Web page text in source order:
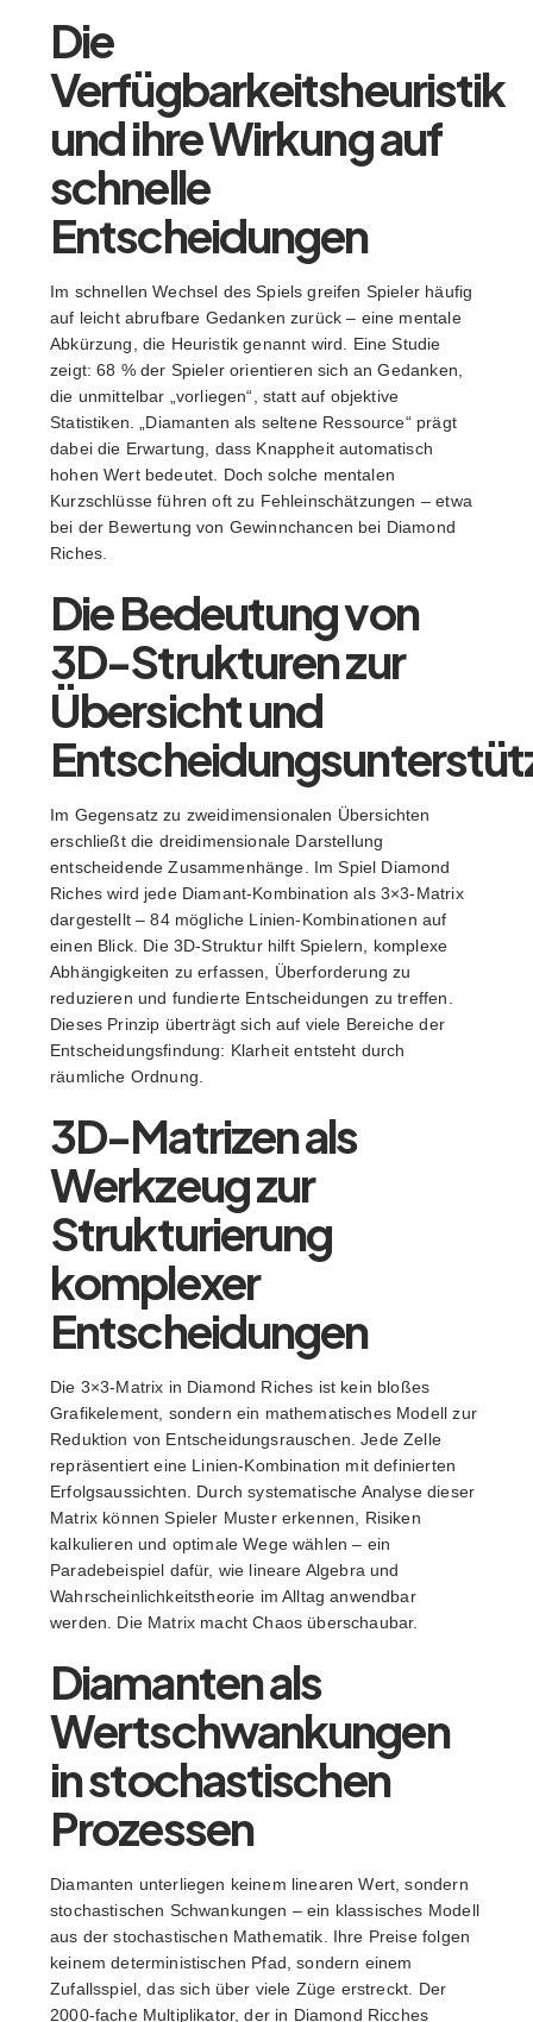
Die
Verfügbarkeitsheuristik
und ihre Wirkung auf
schnelle
Entscheidungen
Im schnellen Wechsel des Spiels greifen Spieler häufig
auf leicht abrufbare Gedanken zurück – eine mentale
Abkürzung, die Heuristik genannt wird. Eine Studie
zeigt: 68 % der Spieler orientieren sich an Gedanken,
die unmittelbar „vorliegen“, statt auf objektive
Statistiken. „Diamanten als seltene Ressource“ prägt
dabei die Erwartung, dass Knappheit automatisch
hohen Wert bedeutet. Doch solche mentalen
Kurzschlüsse führen oft zu Fehleinschätzungen – etwa
bei der Bewertung von Gewinnchancen bei Diamond
Riches.
Die Bedeutung von
3D-Strukturen zur
Übersicht und
Im Gegensatz zu zweidimensionalen Übersichten
erschließt die dreidimensionale Darstellung
entscheidende Zusammenhänge. Im Spiel Diamond
Riches wird jede Diamant-Kombination als 3×3-Matrix
dargestellt – 84 mögliche Linien-Kombinationen auf
einen Blick. Die 3D-Struktur hilft Spielern, komplexe
Abhängigkeiten zu erfassen, Überforderung zu
reduzieren und fundierte Entscheidungen zu treffen.
Dieses Prinzip überträgt sich auf viele Bereiche der
Entscheidungsfindung: Klarheit entsteht durch
räumliche Ordnung.
3D-Matrizen als
Werkzeug zur
Strukturierung
komplexer
Entscheidungen
Die 3×3-Matrix in Diamond Riches ist kein bloßes
Grafikelement, sondern ein mathematisches Modell zur
Reduktion von Entscheidungsrauschen. Jede Zelle
repräsentiert eine Linien-Kombination mit definierten
Erfolgsaussichten. Durch systematische Analyse dieser
Matrix können Spieler Muster erkennen, Risiken
kalkulieren und optimale Wege wählen – ein
Paradebeispiel dafür, wie lineare Algebra und
Wahrscheinlichkeitstheorie im Alltag anwendbar
werden. Die Matrix macht Chaos überschaubar.
Diamanten als
Wertschwankungen
in stochastischen
Prozessen
Diamanten unterliegen keinem linearen Wert, sondern
stochastischen Schwankungen – ein klassisches Modell
aus der stochastischen Mathematik. Ihre Preise folgen
keinem deterministischen Pfad, sondern einem
Zufallsspiel, das sich über viele Züge erstreckt. Der
2000-fache Multiplikator, der in Diamond Ricches